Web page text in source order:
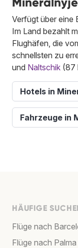
Verfügt über eine
Im Land bezahlt
Flughäfen, die
schnellsten zu
und Naltschik (87
Hotels in
Fahrzeuge in
HÄUFIGE
Flüge nach
Flüge nach